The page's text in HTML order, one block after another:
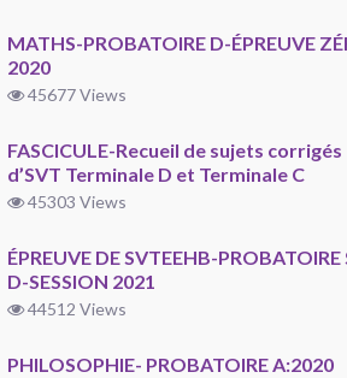
MATHS-PROBATOIRE D-ÉPREUVE
2020
45677 Views
FASCICULE-Recueil de sujets corrigés
d’SVT Terminale D et Terminale C
45303 Views
ÉPREUVE DE SVTEEHB-PROBATOIRE
D-SESSION 2021
44512 Views
PHILOSOPHIE- PROBATOIRE A:2020